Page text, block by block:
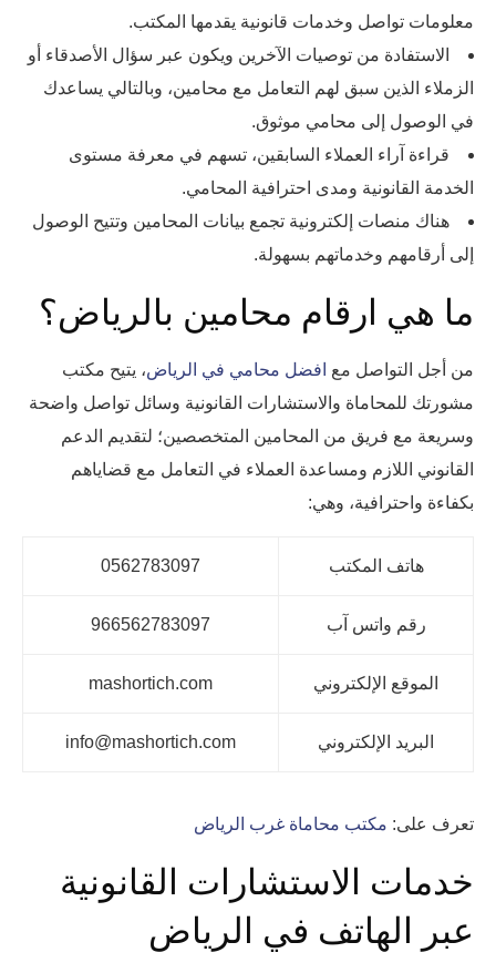
معلومات تواصل وخدمات قانونية يقدمها المكتب.
الاستفادة من توصيات الآخرين ويكون عبر سؤال الأصدقاء أو
الزملاء الذين سبق لهم التعامل مع محامين، وبالتالي يساعدك
في الوصول إلى محامي موثوق.
قراءة آراء العملاء السابقين، تسهم في معرفة مستوى
الخدمة القانونية ومدى احترافية المحامي.
هناك منصات إلكترونية تجمع بيانات المحامين وتتيح الوصول
إلى أرقامهم وخدماتهم بسهولة.
ما هي ارقام محامين بالرياض؟
من أجل التواصل مع افضل محامي في الرياض، يتيح مكتب
مشورتك للمحاماة والاستشارات القانونية وسائل تواصل واضحة
وسريعة مع فريق من المحامين المتخصصين؛ لتقديم الدعم
القانوني اللازم ومساعدة العملاء في التعامل مع قضاياهم
بكفاءة واحترافية، وهي:
هاتف المكتب 0562783097
رقم واتس آب 966562783097
الموقع الإلكتروني mashortich.com
البريد الإلكتروني info@mashortich.com
تعرف على: مكتب محاماة غرب الرياض
خدمات الاستشارات القانونية
عبر الهاتف في الرياض